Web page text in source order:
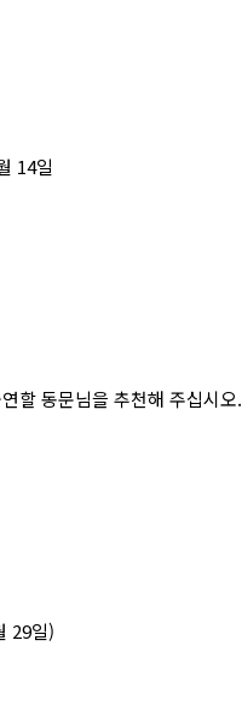
14일
할 동문님을 추천해 주십시오.
29일)